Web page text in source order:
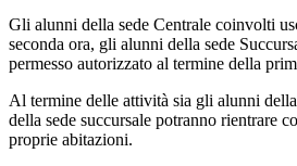
Gli alunni della sede Centrale coinvolti
seconda ora, gli alunni della sede
permesso autorizzato al termine della
Al termine delle attività sia gli alunni
della sede succursale potranno rientrare
proprie abitazioni.